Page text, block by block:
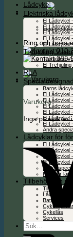
0,00kr
Inga
Ring och boka
010-
085-
Varukorg
Inga produkter
Lådcykel
Elektriska
El Lådcykel
El Lådcykel
El Lådcykel
El Lådcykel
El Lådcykel
Trehjuling
Trehjuling
El
REA
Barns
El Lådcykel
El Lådcykel
El Lådcykel
El Lådcykel
El Lådcykel
El Lådcykel
Andra
Lådcyklar för
El Lådcykel
El Lådcykel
El Lådcykel
El Lådcykel
Andra
Folie för
Tillbehör och
Tillbehör för
Lådcykel
Batterier för
Cykelhjälmar
Cykellås
Services
Sök
efter: